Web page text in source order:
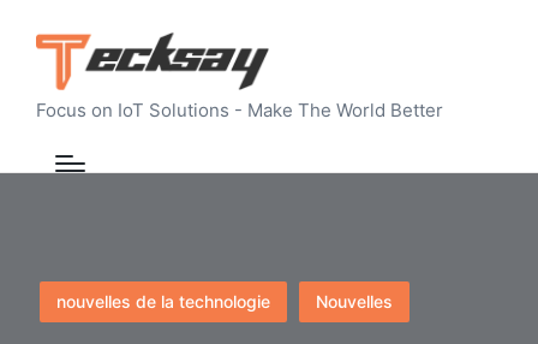
Focus on IoT Solutions - Make The World Better
Posted
in
nouvelles de la technologie Nouvelles